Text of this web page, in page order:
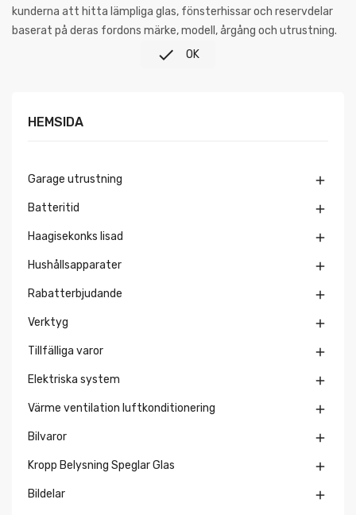
kunderna att hitta lämpliga glas, fönsterhissar och reservdelar
baserat på deras fordons märke, modell, årgång och utrustning.
 OK
HEMSIDA
Garage utrustning 
Batteritid 
Haagisekonks lisad 
Hushållsapparater 
Rabatterbjudande 
Verktyg 
Tillfälliga varor 
Elektriska system 
Värme ventilation luftkonditionering 
Bilvaror 
Kropp Belysning Speglar Glas 
Bildelar 